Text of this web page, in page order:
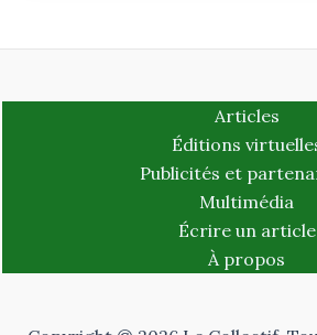
Articles
Éditions
Publicités et
Multimédia
Écrire un article
À propos